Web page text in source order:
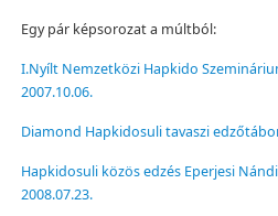
Egy pár képsorozat a múltból:
I.Nyílt Nemzetközi Hapkido
2007.10.06.
Diamond Hapkidosuli tavaszi
Hapkidosuli közös edzés Eperjesi
2008.07.23.